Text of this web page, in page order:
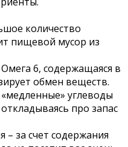
количество
пищевой мусор из
6, содержащаяся в
обмен веществ.
углеводы
про запас
– за счет содержания